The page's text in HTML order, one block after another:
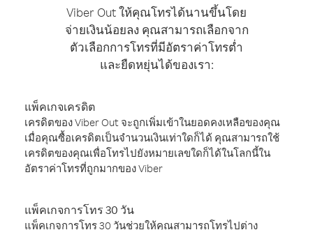
Viber Out ให้คุณโทรได้นานขึ้นโดย
จ่ายเงินน้อยลง คุณสามารถเลือกจาก
ตัวเลือกการโทรที่มีอัตราค่าโทรต่ำ
และยืดหยุ่นได้ของเรา:
แพ็คเกจเครดิต
เครดิตของ Viber Out จะถูกเพิ่มเข้าในยอดคงเหลือของคุณ
เมื่อคุณซื้อเครดิตเป็นจำนวนเงินเท่าใดก็ได้ คุณสามารถใช้
เครดิตของคุณเพื่อโทรไปยังหมายเลขใดก็ได้ในโลกนี้ใน
อัตราค่าโทรที่ถูกมากของ Viber
แพ็คเกจการโทร 30 วัน
แพ็คเกจการโทร 30 วันช่วยให้คุณสามารถโทรไปต่าง